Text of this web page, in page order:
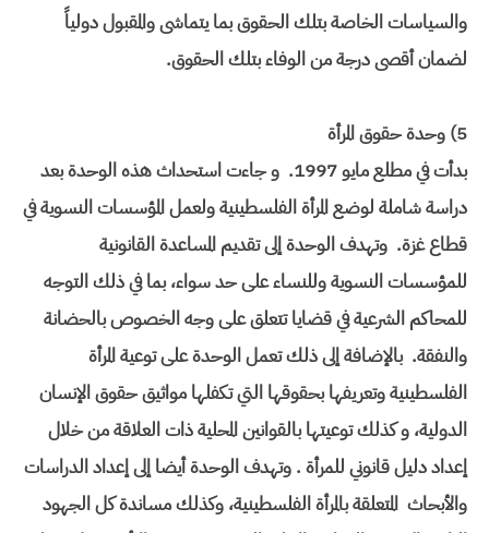
والسياسات الخاصة بتلك الحقوق بما يتماشى والمقبول دولياً
لضمان أقصى درجة من الوفاء بتلك الحقوق.
5) وحدة حقوق المرأة
بدأت في مطلع مايو 1997. و جاءت استحداث هذه الوحدة بعد
دراسة شاملة لوضع المرأة الفلسطينية ولعمل المؤسسات النسوية في
قطاع غزة. وتهدف الوحدة إلى تقديم المساعدة القانونية
للمؤسسات النسوية وللنساء على حد سواء، بما في ذلك التوجه
للمحاكم الشرعية في قضايا تتعلق على وجه الخصوص بالحضانة
والنفقة. بالإضافة إلى ذلك تعمل الوحدة على توعية المرأة
الفلسطينية وتعريفها بحقوقها التي تكفلها مواثيق حقوق الإنسان
الدولية، و كذلك توعيتها بالقوانين المحلية ذات العلاقة من خلال
إعداد دليل قانوني للمرأة . وتهدف الوحدة أيضا إلى إعداد الدراسات
والأبحاث المتعلقة بالمرأة الفلسطينية، وكذلك مساندة كل الجهود